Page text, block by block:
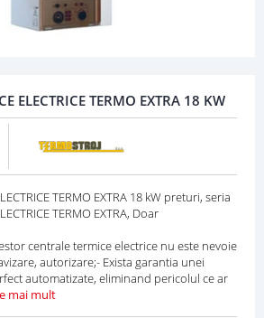
ELECTRICE TERMO EXTRA 18 KW
TERMO EXTRA 18 kW preturi, seria
TERMO EXTRA, Doar
centrale termice electrice nu este nevoie
autorizare;- Exista garantia unei
automatizate, eliminand pericolul ce ar
mai mult